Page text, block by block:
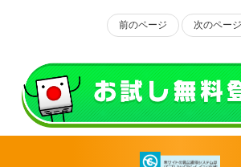
前のページ 次のページ